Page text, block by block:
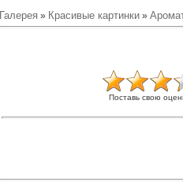
Галерея » Красивые картинки»
Поставь свою